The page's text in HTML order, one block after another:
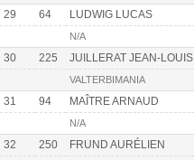
29 64 LUDWIG LUCAS
N/A
30 225 JUILLERAT JEAN-LOUIS
VALTERBIMANIA
31 94 MAÎTRE ARNAUD
N/A
32 250 FRUND AURÉLIEN